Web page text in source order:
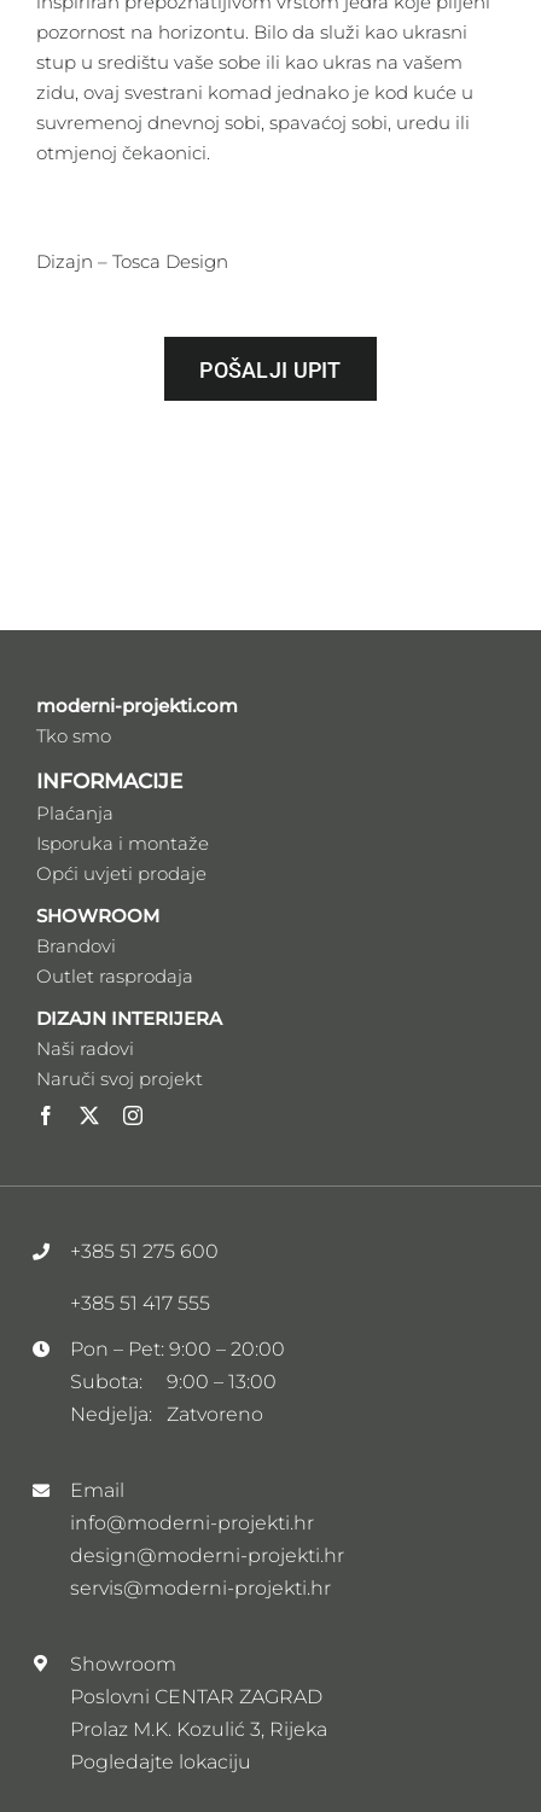
pozornost na horizontu. Bilo da služi kao ukrasni
stup u središtu vaše sobe ili kao ukras na vašem
zidu, ovaj svestrani komad jednako je kod kuće u
suvremenoj dnevnoj sobi, spavaćoj sobi, uredu ili
otmjenoj čekaonici.
Dizajn – Tosca Design
POŠALJI UPIT
moderni-projekti.com
Tko smo
INFORMACIJE
Plaćanja
Isporuka i montaže
Opći uvjeti prodaje
SHOWROOM
Brandovi
Outlet rasprodaja
DIZAJN INTERIJERA
Naši radovi
Naruči svoj projekt
+385 51 275 600
+385 51 417 555
Pon – Pet: 9:00 – 20:00
Subota: 9:00 – 13:00
Nedjelja: Zatvoreno
Email
info@moderni-projekti.hr
design@moderni-projekti.hr
servis@moderni-projekti.hr
Showroom
Poslovni CENTAR ZAGRAD
Prolaz M.K. Kozulić 3, Rijeka
Pogledajte lokaciju